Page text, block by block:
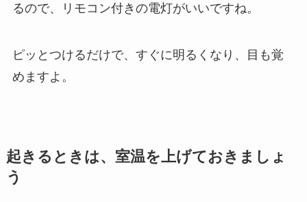
るので、リモコン付きの電灯がいいですね。
ピッとつけるだけで、すぐに明るくなり、目も覚
めますよ。
起きるときは、室温を上げておきましょ
う